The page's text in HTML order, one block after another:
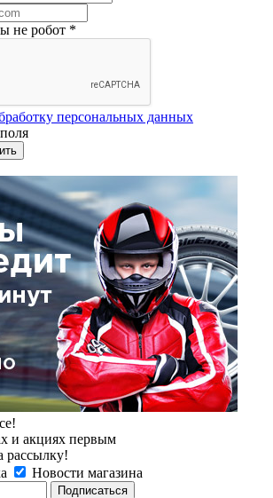
не робот *
персональных данных
и акциях первым
рассылку!
Новости магазина